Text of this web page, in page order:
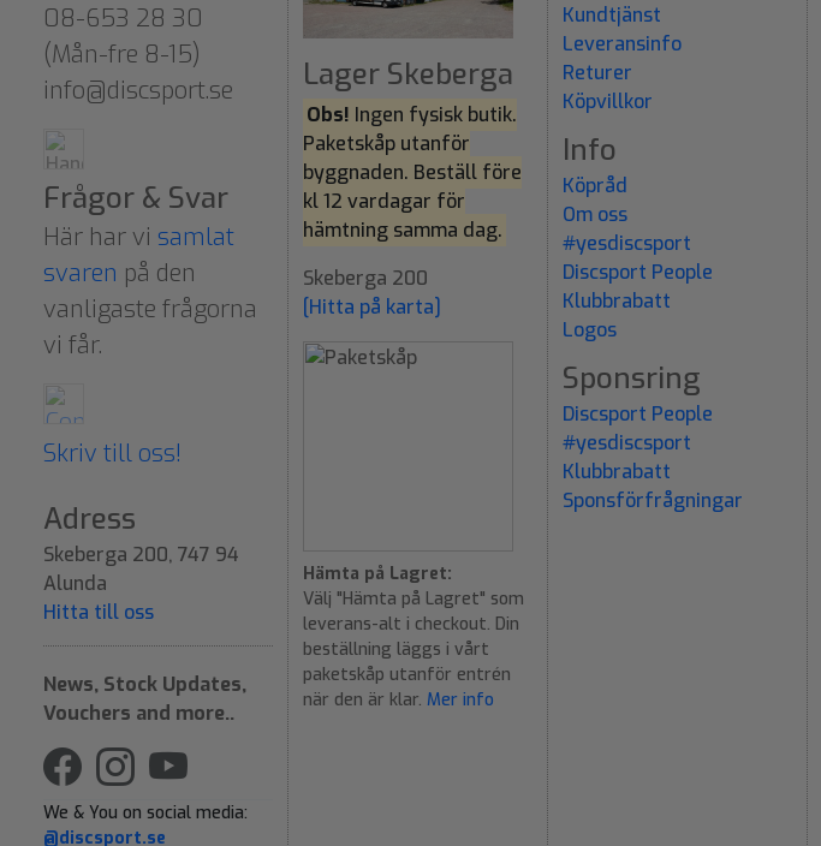
08-653 28 30
(Mån-fre 8-15)
info@discsport.se
Frågor & Svar
Här har vi samlat
svaren på den
vanligaste frågorna
vi får.
Skriv till oss!
Adress
Skeberga 200, 747 94
Alunda
Hitta till oss
News, Stock Updates,
Vouchers and more..
We & You on social media:
@discsport.se
Lager Skeberga
Obs! Ingen fysisk butik.
Paketskåp utanför
byggnaden. Beställ före
kl 12 vardagar för
hämtning samma dag.
Skeberga 200
[Hitta på karta]
Hämta på Lagret:
Välj "Hämta på Lagret" som
leverans-alt i checkout. Din
beställning läggs i vårt
paketskåp utanför entrén
när den är klar. Mer info
Kundtjänst
Leveransinfo
Returer
Köpvillkor
Info
Köpråd
Om oss
#yesdiscsport
Discsport People
Klubbrabatt
Logos
Sponsring
Discsport People
#yesdiscsport
Klubbrabatt
Sponsförfrågningar